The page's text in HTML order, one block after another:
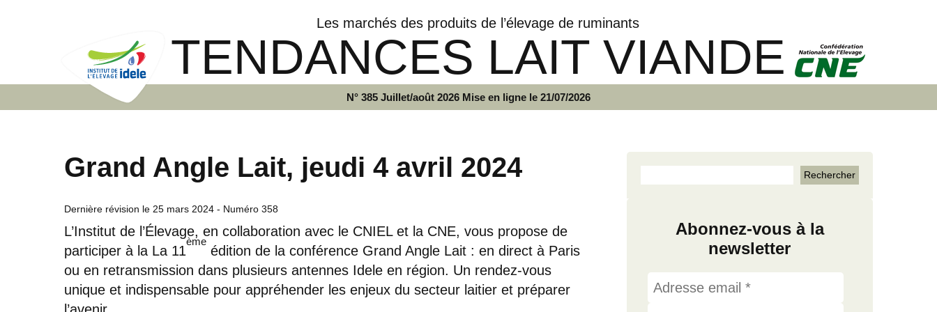
Les marchés des produits de l’élevage de ruminants
TENDANCES LAIT VIANDE
N° 385 Juillet/août 2026 Mise en ligne le 21/07/2026
Grand Angle Lait, jeudi 4 avril 2024
Dernière révision le 25 mars 2024 - Numéro 358
L’Institut de l’Élevage, en collaboration avec le CNIEL et la CNE, vous propose de
participer à la La 11
ème
édition de la conférence Grand Angle Lait : en direct à Paris
ou en retransmission dans plusieurs antennes Idele en région. Un rendez-vous
unique et indispensable pour appréhender les enjeux du secteur laitier et préparer
Abonnez-vous à la
newsletter